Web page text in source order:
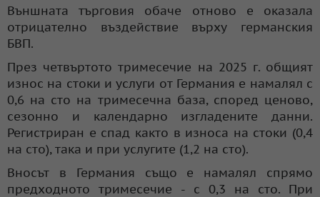
Външната търговия обаче отново е оказала
отрицателно въздействие върху германския
БВП.
През четвъртото тримесечие на 2025 г. общият
износ на стоки и услуги от Германия е намалял с
0,6 на сто на тримесечна база, според ценово,
сезонно и календарно изгладените данни.
Регистриран е спад както в износа на стоки (0,4
на сто), така и при услугите (1,2 на сто).
Вносът в Германия също е намалял спрямо
предходното тримесечие - с 0,3 на сто. При